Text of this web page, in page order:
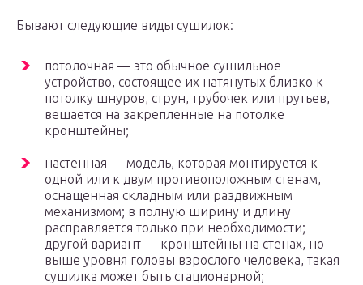
Бывают следующие виды сушилок:
потолочная — это обычное сушильное
устройство, состоящее их натянутых близко к
потолку шнуров, струн, трубочек или прутьев,
вешается на закрепленные на потолке
кронштейны;
настенная — модель, которая монтируется к
одной или к двум противоположным стенам,
оснащенная складным или раздвижным
механизмом; в полную ширину и длину
расправляется только при необходимости;
другой вариант — кронштейны на стенах, но
выше уровня головы взрослого человека, такая
сушилка может быть стационарной;